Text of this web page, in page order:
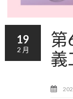
第
義
19
2 月